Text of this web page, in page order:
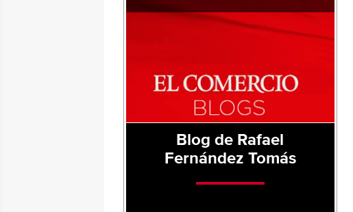
Blog de Rafael
Fernández Tomás